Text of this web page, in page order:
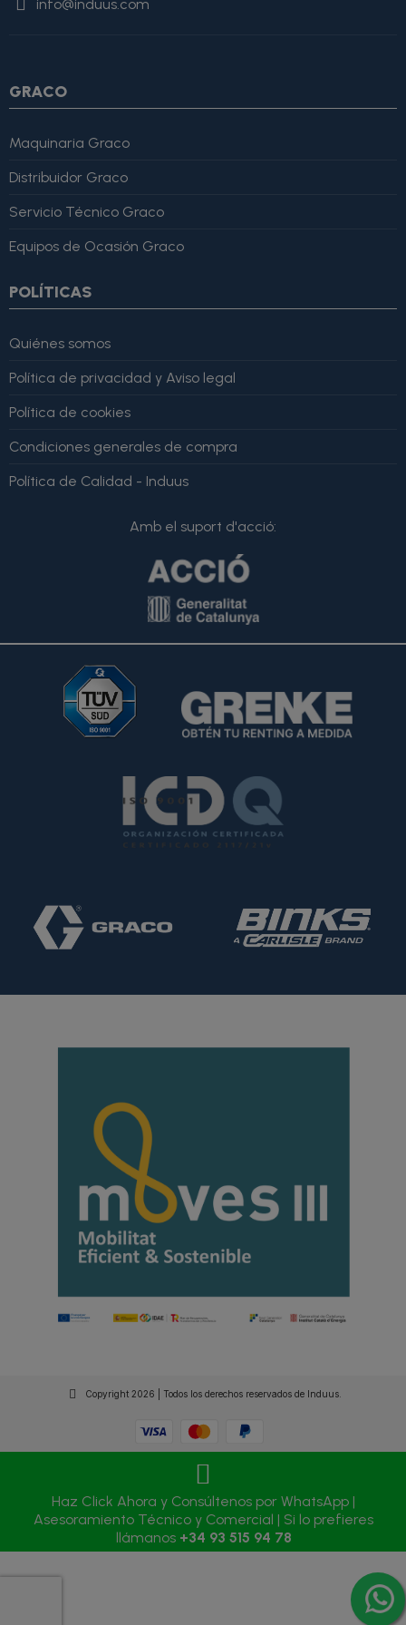
info@induus.com
GRACO
Maquinaria Graco
Distribuidor Graco
Servicio Técnico Graco
Equipos de Ocasión Graco
POLÍTICAS
Quiénes somos
Política de privacidad y Aviso legal
Política de cookies
Condiciones generales de compra
Política de Calidad - Induus
Amb el suport d'acció:
Copyright 2026 | Todos los derechos reservados de Induus.
Haz Click Ahora y Consúltenos por WhatsApp |
Asesoramiento Técnico y Comercial | Si lo prefieres
llámanos +34 93 515 94 78
Martínez" }, "reviewRating": { "@type": "Rating", "ratingValue":